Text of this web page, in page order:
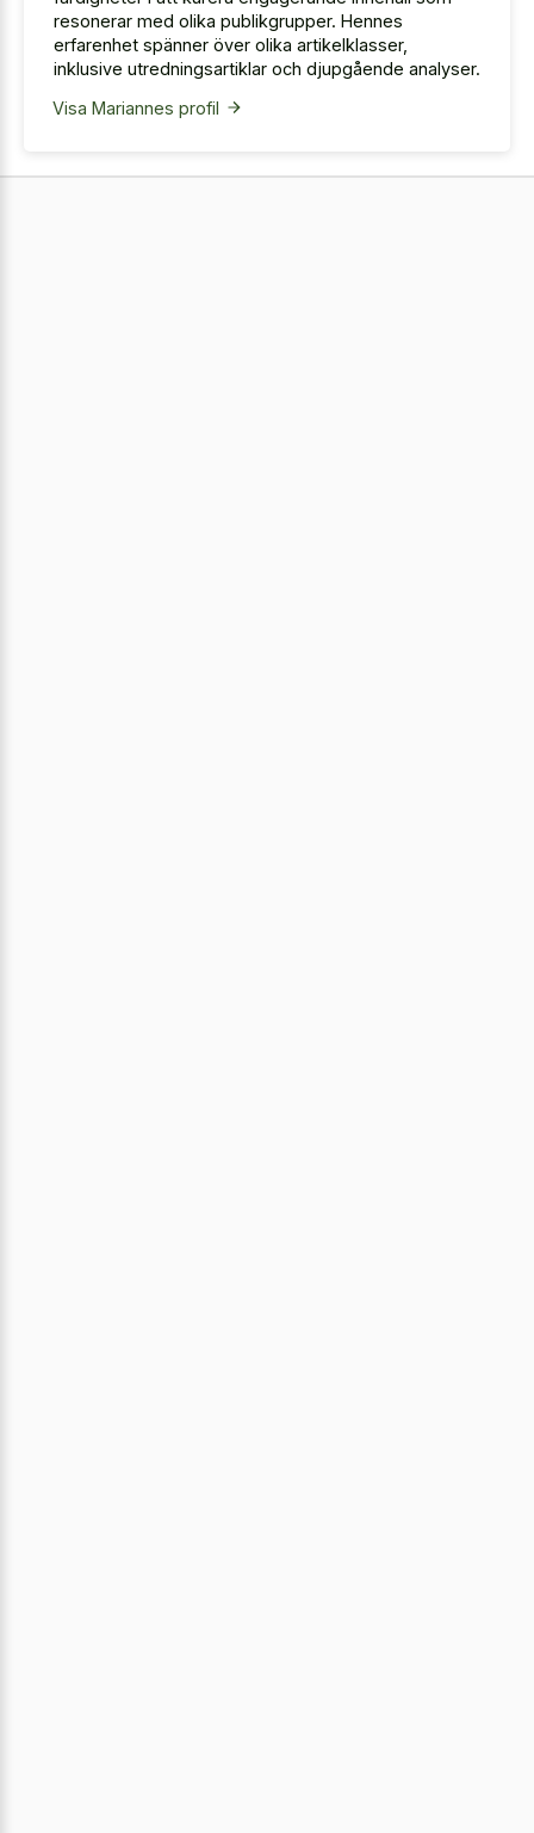
resonerar med olika publikgrupper. Hennes
erfarenhet spänner över olika artikelklasser,
inklusive utredningsartiklar och djupgående analyser.
Visa Mariannes profil